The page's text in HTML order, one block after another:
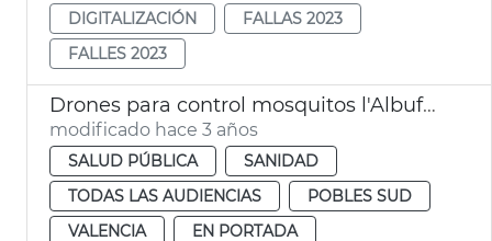
DIGITALIZACIÓN
FALLAS 2023
FALLES 2023
Drones para control mosquitos l'Albufera
modificado hace 3 años
SALUD PÚBLICA
SANIDAD
TODAS LAS AUDIENCIAS
POBLES SUD
VALENCIA
EN PORTADA